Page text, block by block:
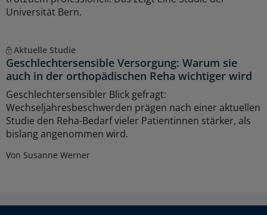
Universität Bern.
Aktuelle Studie
Geschlechtersensible Versorgung: Warum sie
auch in der orthopädischen Reha wichtiger wird
Geschlechtersensibler Blick gefragt:
Wechseljahresbeschwerden prägen nach einer aktuellen
Studie den Reha-Bedarf vieler Patientinnen stärker, als
bislang angenommen wird.
Von Susanne Werner